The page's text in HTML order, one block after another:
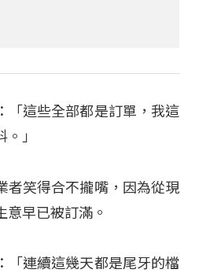
「這些全部都是訂單，我這
」
者笑得合不攏嘴，因為從現
意早已被訂滿。
「連續這幾天都是尾牙的檔